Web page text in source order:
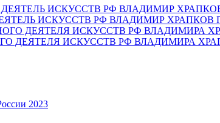
ИСКУССТВ РФ ВЛАДИМИР
ДЕЯТЕЛЯ ИСКУССТВ РФ ВЛАДИМИРА
2023